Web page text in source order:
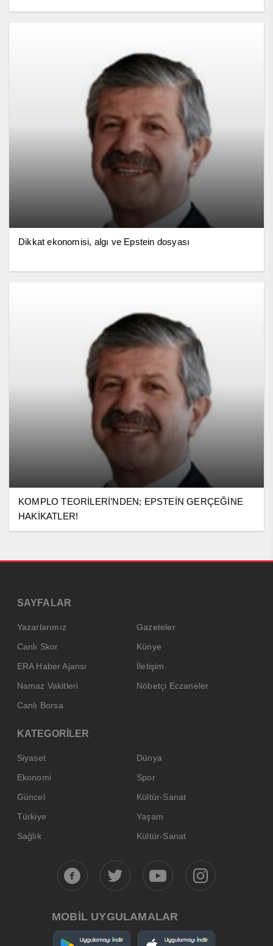
Dikkat ekonomisi, algı ve Epstein dosyası
KOMPLO TEORİLERİ’NDEN; EPSTEİN GERÇEĞİNE
HAKİKATLER!
SAYFALAR
Yazarlarımız
Gazeteler
Canlı Skor
Künye
ERA Haber Ajansı
İletişim
Namaz Vakitleri
Nöbetçi Eczaneler
Canlı Borsa
KATEGORİLER
Siyaset
Dünya
Ekonomi
Spor
Güncel
Kültür-Sanat
Türkiye
Yaşam
Sağlık
Kültür-Sanat
MOBİL UYGULAMALAR